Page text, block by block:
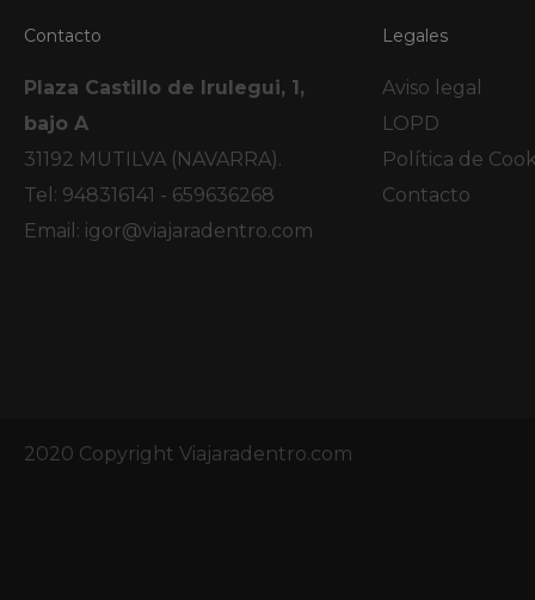
Contacto
Plaza Castillo de Irulegui, 1,
bajo A
31192 MUTILVA (NAVARRA).
Tel: 948316141 - 659636268
Email: igor@viajaradentro.com
Legales
Aviso legal
LOPD
Política de
Contacto
2020 Copyright Viajaradentro.com